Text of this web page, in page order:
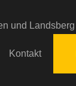
Kontakt